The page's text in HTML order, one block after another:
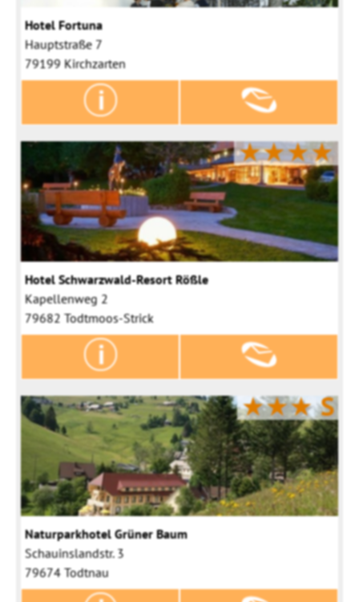
Hotel Fortuna
Hauptstraße 7
79199 Kirchzarten
★★★★
Hotel Schwarzwald-Resort Rößle
Kapellenweg 2
79682 Todtmoos-Strick
★★★S
Naturparkhotel Grüner Baum
Schauinslandstr. 3
79674 Todtnau